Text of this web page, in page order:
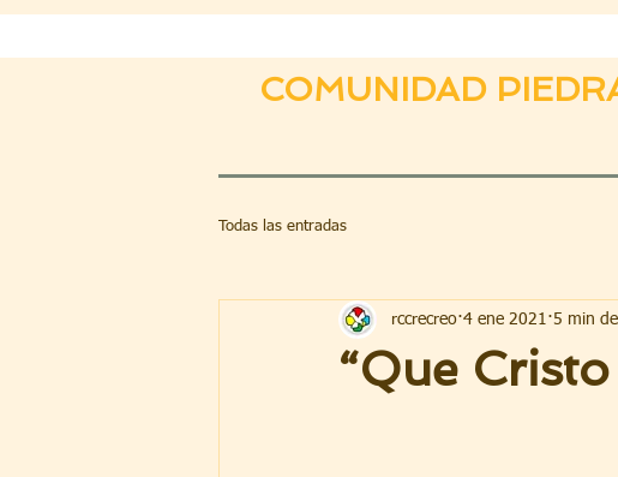
COMUNIDAD
Todas las entradas
“Que
rccrecreo 4 ene 2021 5 min